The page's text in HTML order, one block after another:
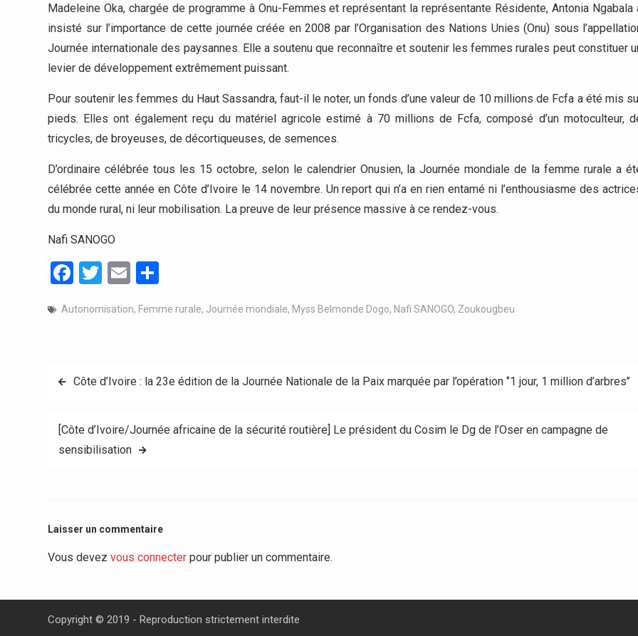
Madeleine Oka, chargée de programme à Onu-Femmes et représentant la représentante Résidente, Antonia Ngabala
insisté sur l’importance de cette journée créée en 2008 par l’Organisation des Nations Unies (Onu) sous
Journée internationale des paysannes. Elle a soutenu que reconnaître et soutenir les femmes rurales peut constituer
levier de développement extrêmement puissant.
Pour soutenir les femmes du Haut Sassandra, faut-il le noter, un fonds d’une valeur de 10 millions de Fcfa a été mis
pieds. Elles ont également reçu du matériel agricole estimé à 70 millions de Fcfa, composé d’un motoculteur,
tricycles, de broyeuses, de décortiqueuses, de semences.
D’ordinaire célébrée tous les 15 octobre, selon le calendrier Onusien, la Journée mondiale de la femme rurale a
célébrée cette année en Côte d’Ivoire le 14 novembre. Un report qui n’a en rien entamé ni l’enthousiasme des
du monde rural, ni leur mobilisation. La preuve de leur présence massive à ce rendez-vous.
Nafi SANOGO
Facebook
Twitter
Email
Autonomisation, Femme rurale, Journée mondiale, Myss Belmonde Dogo, Nafi SANOGO, Zoukougbeu
Navigation
l’article
Côte d’Ivoire : la 23e édition de la Journée Nationale de la Paix marquée par l’opération ‘’1 jour, 1 million d’arbres’’
[Côte d’Ivoire/Journée africaine de la sécurité routière] Le président du Cosim le Dg de l’Oser en campagne de
sensibilisation
Laisser un commentaire
Vous devez vous connecter pour publier un commentaire.
Copyright © 2019 - Reproduction strictement interdite